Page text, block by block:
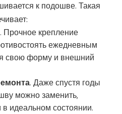
к подошве. Такая
. Прочное крепление
ежедневным
свою форму и внешний
. Даже спустя годы
можно заменить,
идеальном состоянии.